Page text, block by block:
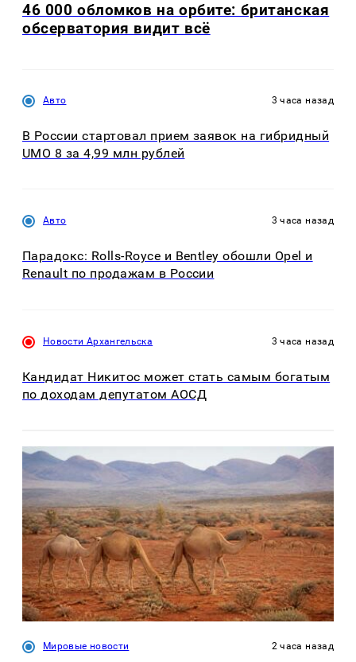
46 000 обломков на орбите: британская
обсерватория видит всё
Авто 3 часа назад
В России стартовал прием заявок на гибридный
UMO 8 за 4,99 млн рублей
Авто 3 часа назад
Парадокс: Rolls-Royce и Bentley обошли Opel и
Renault по продажам в России
Новости Архангельска 3 часа назад
Кандидат Никитос может стать самым богатым
по доходам депутатом АОСД
Мировые новости 2 часа назад